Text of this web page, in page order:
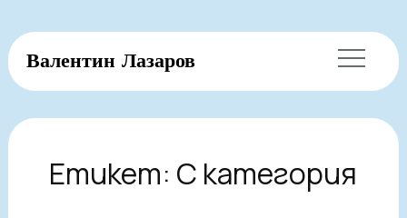
Skip
to
content
Валентин Лазаров
Етикет: С категория